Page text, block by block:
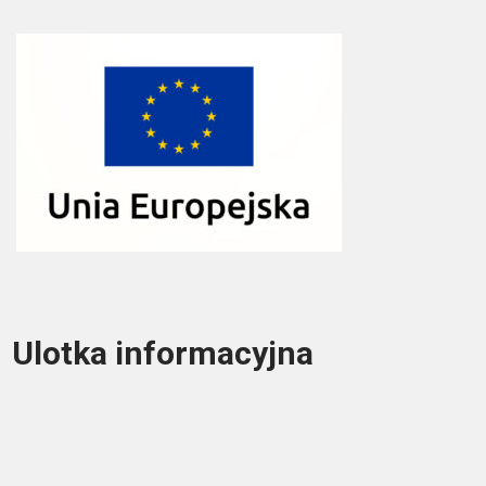
Ulotka informacyjna